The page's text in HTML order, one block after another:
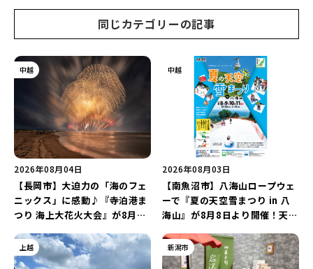
同じカテゴリーの記事
中越
2026年08月04日
【長岡市】大迫力の「海のフェ
ニックス」に感動♪『寺泊港ま
つり 海上大花火大会』が8月7
5,000発の花火”を楽しもう♪
中越
2026年08月03日
【南魚沼市】八海山ロープウェ
ーで『夏の天空雪まつり in 八
海山』が8月8日より開催！天然
デ」が登場♪
上越 新潟市